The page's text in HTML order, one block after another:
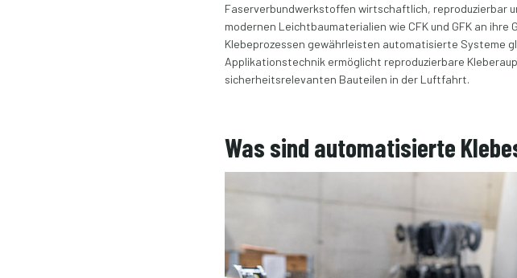
Faserverbundwerkstoffen wirtschaftlich, reproduzierbar
modernen Leichtbaumaterialien wie CFK und GFK an ihre
Klebeprozessen gewährleisten automatisierte Systeme
Applikationstechnik ermöglicht reproduzierbare
sicherheitsrelevanten Bauteilen in der Luftfahrt.
Was sind automatisierte